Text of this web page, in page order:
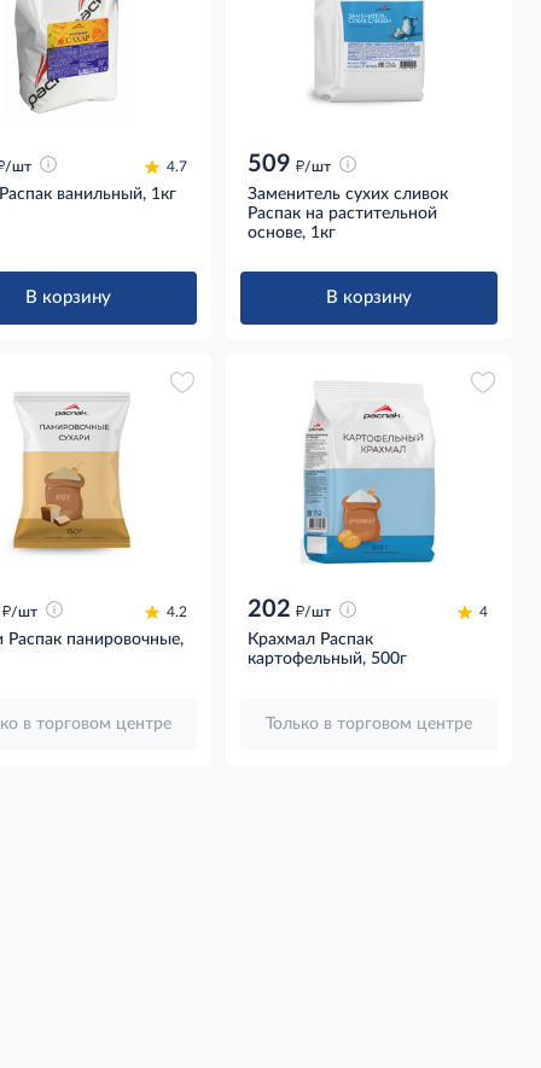
/шт 4.7
ванильный, 1кг
В корзину
509 д/шт
Заменитель сухих сливок
Распак на растительной
основе, 1кг
В корзину
д/шт 4.2
Распак панировочные,
в торговом центре
202 д/шт 4
Крахмал Распак
картофельный, 500г
Только в торговом центре